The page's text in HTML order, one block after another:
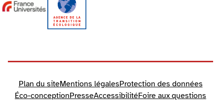
Plan du siteMentions légalesProtection des données
Éco-conceptionPresseAccessibilitéFoire aux questions